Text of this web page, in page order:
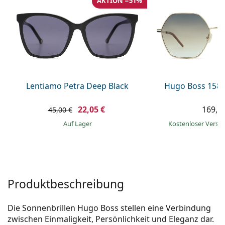
Prada
Alle Marken
Lentiamo Petra Deep Black
45,00 € 22,05 €
auf Lager
Hugo Boss
Kostenloser
Produktbeschreibung
Die Sonnenbrillen Hugo Boss stellen eine Verbindung
zwischen Einmaligkeit, Persönlichkeit und Eleganz dar.